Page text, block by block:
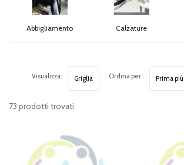
Abbigliamento Calzature
73 prodotti trovati
Visualizza: Ordina per :